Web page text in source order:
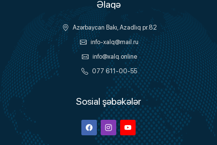
Əlaqə
Azərbaycan Bakı, Azadlıq pr.82
info-xalq@mail.ru
info@xalq.online
077 611-00-55
Sosial şəbəkələr
FacebookInstagramYoutube